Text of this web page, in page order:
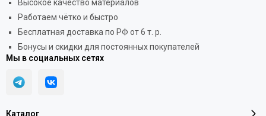
Каталог
Высокое качество материалов
Работаем чётко и быстро
Бесплатная доставка по РФ от 6 т. р.
Бонусы и скидки для постоянных покупателей
Мы в социальных сетях